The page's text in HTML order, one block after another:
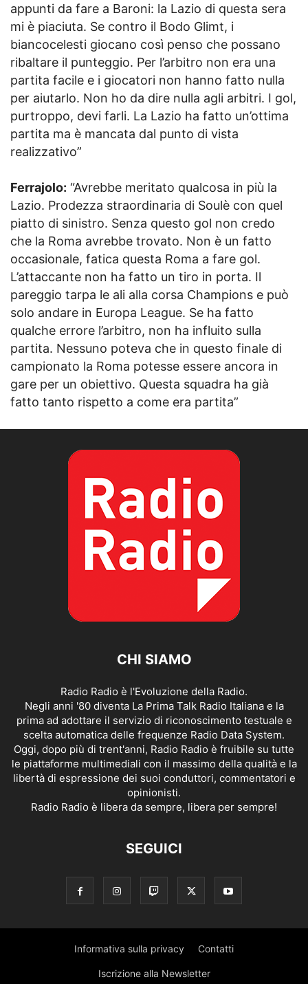
appunti da fare a Baroni: la Lazio di questa sera
mi è piaciuta. Se contro il Bodo Glimt, i
biancocelesti giocano così penso che possano
ribaltare il punteggio. Per l’arbitro non era una
partita facile e i giocatori non hanno fatto nulla
per aiutarlo. Non ho da dire nulla agli arbitri. I gol,
purtroppo, devi farli. La Lazio ha fatto un’ottima
partita ma è mancata dal punto di vista
realizzativo”
Ferrajolo: “Avrebbe meritato qualcosa in più la
Lazio. Prodezza straordinaria di Soulè con quel
piatto di sinistro. Senza questo gol non credo
che la Roma avrebbe trovato. Non è un fatto
occasionale, fatica questa Roma a fare gol.
L’attaccante non ha fatto un tiro in porta. Il
pareggio tarpa le ali alla corsa Champions e può
solo andare in Europa League. Se ha fatto
qualche errore l’arbitro, non ha influito sulla
partita. Nessuno poteva che in questo finale di
campionato la Roma potesse essere ancora in
gare per un obiettivo. Questa squadra ha già
fatto tanto rispetto a come era partita”
CHI SIAMO
Radio Radio è l'Evoluzione della Radio.
Negli anni '80 diventa La Prima Talk Radio Italiana e la
prima ad adottare il servizio di riconoscimento testuale e
scelta automatica delle frequenze Radio Data System.
Oggi, dopo più di trent'anni, Radio Radio è fruibile su tutte
le piattaforme multimediali con il massimo della qualità e la
libertà di espressione dei suoi conduttori, commentatori e
opinionisti.
Radio Radio è libera da sempre, libera per sempre!
SEGUICI
Informativa sulla privacy Contatti
Iscrizione alla Newsletter